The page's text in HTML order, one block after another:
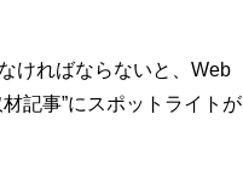
ければならないと、Web
記事”にスポットライトが